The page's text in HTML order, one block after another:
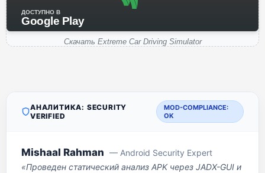
ДОСТУПНО В
Google Play
Скачать Extreme Car Driving Simulator
АНАЛИТИКА: SECURITY
VERIFIED
MOD-COMPLIANCE:
OK
Mishaal Rahman — Android Security Expert
«Проведен статический анализ APK через JADX-GUI и